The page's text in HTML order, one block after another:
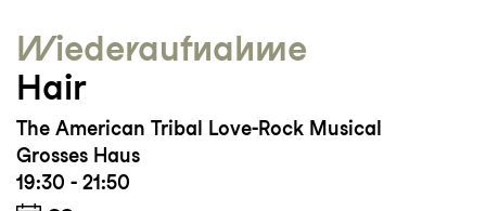
Wieder­aufnahme
Hair
The American Tribal Love-Rock Musical
Grosses Haus
19:30 - 21:50